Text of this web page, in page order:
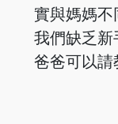
實與媽媽不
我們缺乏新
爸爸可以請